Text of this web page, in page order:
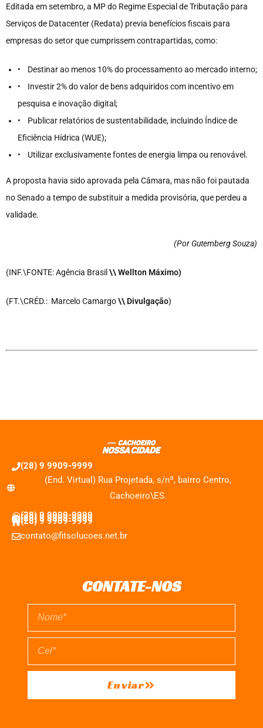
Editada em setembro, a MP do Regime Especial de Tributação para
Serviços de Datacenter (Redata) previa benefícios fiscais para
empresas do setor que cumprissem contrapartidas, como:
• Destinar ao menos 10% do processamento ao mercado interno;
• Investir 2% do valor de bens adquiridos com incentivo em
pesquisa e inovação digital;
• Publicar relatórios de sustentabilidade, incluindo Índice de
Eficiência Hídrica (WUE);
• Utilizar exclusivamente fontes de energia limpa ou renovável.
A proposta havia sido aprovada pela Câmara, mas não foi pautada
no Senado a tempo de substituir a medida provisória, que perdeu a
validade.
(Por Gutemberg Souza)
(INF.\FONTE: Agência Brasil \\ Wellton Máximo)
(FT.\CRÉD.: Marcelo Camargo\\ Divulgação)
(28) 9 9909-9999
(End. Virtual) Rua Projetada, s/nº, bairro Centro,
Cachoeiro\ES.
(28) 9 9909-9999
(28) 9 9909-9999
(28) 9 9909-9999
contato@fitsolucoes.net.br
CONTATE-NOS
Enviar